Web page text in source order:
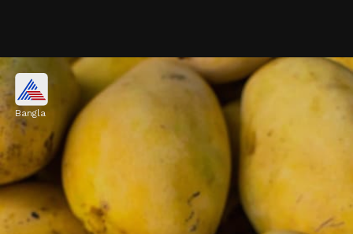
আলফানসোর সঙ্গে পার্থক্য
কারাবাও আম যেমন তীব্র মিষ্টি স্বাদের জন্য পরিচিত,
তেমনই বিখ্যাত 'আলফানসো' আমের খ্যাতি তার মিষ্টি ও
হালকা টক স্বাদের মিশ্রণের জন্য।
Image credits: Getty
Bangla